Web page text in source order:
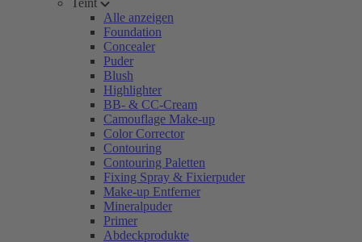
Teint
Alle anzeigen
Foundation
Concealer
Puder
Blush
Highlighter
BB- & CC-Cream
Camouflage Make-up
Color Corrector
Contouring
Contouring Paletten
Fixing Spray & Fixierpuder
Make-up Entferner
Mineralpuder
Primer
Abdeckprodukte